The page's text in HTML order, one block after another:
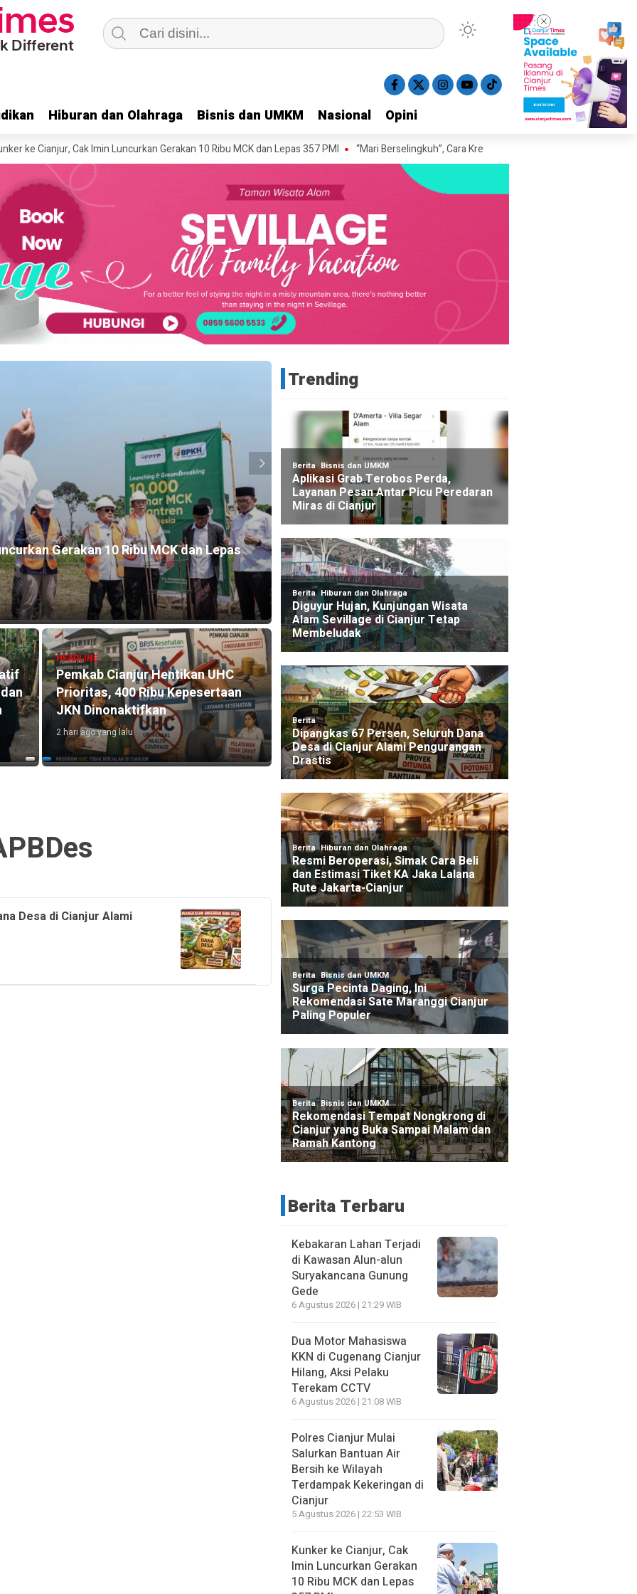
Hiburan dan Olahraga Bisnis dan UMKM Nasional Opini
Hiburan dan Olahraga Bisnis dan UMKM Nasional Opini
Cak Imin Luncurkan Gerakan 10 Ribu MCK dan Lepas 357 PMI “Mari Berselingkuh”, Cara Kreatif Mahasiswa KKN IAI Al-Azhary dan
dan Lepas
Hentikan UHC
Kepesertaan
HEADLINE
Kebakaran Lahan Terjadi di Kawasan Alun-alun Suryakancana Gunung
Gede
9 jam ago yang lalu
HEADLINE
Dua Motor Mahasiswa KKN di
Cugenang Cianjur Hilang, Aksi
Pelaku Terekam CCTV
10 jam ago yang lalu
Polres Cianjur Mulai Salurkan
Bantuan Air Bersih ke Wilayah
Terdampak Kekeringan di Cianjur
1 hari ago yang lalu
Desa di Cianjur Alami
Trending
Berita Terbaru
Kebakaran Lahan Terjadi
di Kawasan Alun-alun
Suryakancana Gunung
Gede
6 Agustus 2026 | 21:29 WIB
Dua Motor Mahasiswa
KKN di Cugenang Cianjur
Hilang, Aksi Pelaku
Terekam CCTV
6 Agustus 2026 | 21:08 WIB
Polres Cianjur Mulai
Salurkan Bantuan Air
Bersih ke Wilayah
Terdampak Kekeringan di
Cianjur
5 Agustus 2026 | 22:53 WIB
Kunker ke Cianjur, Cak
Imin Luncurkan Gerakan
10 Ribu MCK dan Lepas